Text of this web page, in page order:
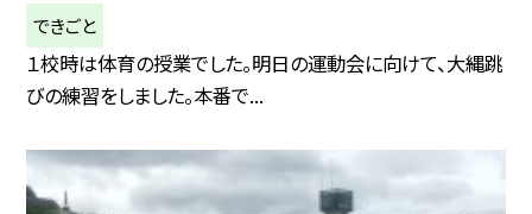
できごと
１校時は体育の授業でした。明日の運動会に向けて、大縄跳
びの練習をしました。本番で...